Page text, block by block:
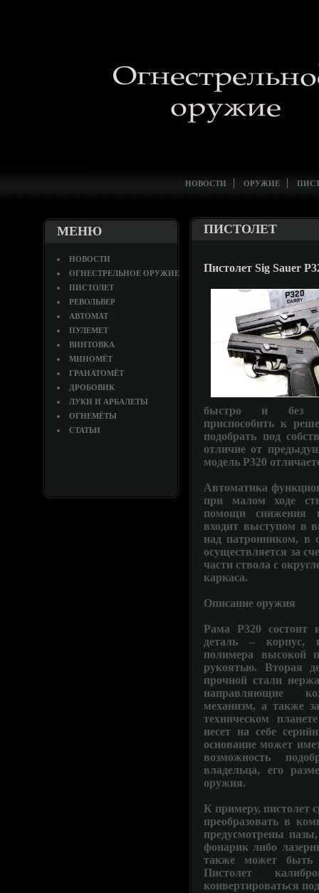
НОВОСТИ ОРУЖИЕ
МЕНЮ
НОВОСТИ
ОГНЕСТРЕЛЬНОЕ ОРУЖИЕ
ПИСТОЛЕТ
РЕВОЛЬВЕР
АВТОМАТ
ПУЛЕМЕТ
ВИНТОВКА
МИНОМЁТ
ГРАНАТОМЁТ
ДРОБОВИК
ЛУКИ И АРБАЛЕТЫ
ОГНЕМЁТЫ
СТАТЬИ
ПИСТОЛЕТ
Пистолет Sig Sauer
быстро и без
приспособить к
подобрать под
отличие от
модель P320
Автоматика
при малом ходе
помощи снижения
входит выступом в
над патронником, в
осуществляется за
части ствола с
каркаса.
Описание оружия
Рама P320 состоит
деталь – корпус,
полимера высокой
рукоятью. Вторая
прочной стали
направляющие
механизм, а также
техническом
несет на себе
основание может
возможность
владельца, его
оружия.
К примеру, пистолет
преобразовать в
предусмотрены
фонарик либо
также может быть
Пистолет
конвертироваться